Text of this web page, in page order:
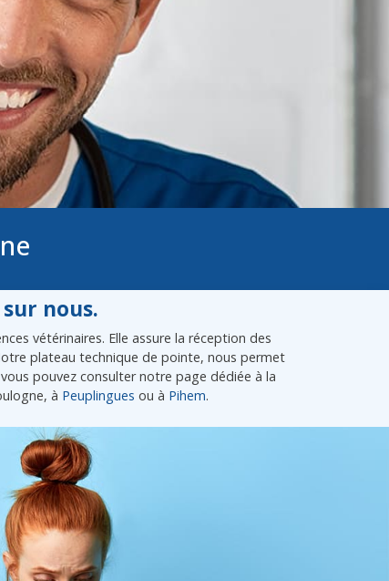
nous.
vétérinaires. Elle assure la réception des
plateau technique de pointe, nous permet
pouvez consulter notre page dédiée à la
à Peuplingues ou à Pihem.